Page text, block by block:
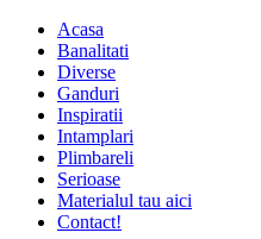
Acasa
Banalitati
Diverse
Ganduri
Inspiratii
Intamplari
Plimbareli
Serioase
Materialul tau aici
Contact!